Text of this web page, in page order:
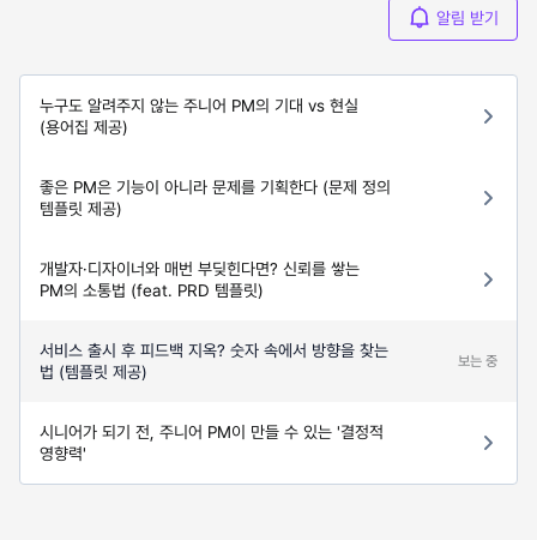
알림 받기
누구도 알려주지 않는 주니어 PM의 기대 vs 현실
(용어집 제공)
좋은 PM은 기능이 아니라 문제를 기획한다 (문제 정의
템플릿 제공)
개발자·디자이너와 매번 부딪힌다면? 신뢰를 쌓는
PM의 소통법 (feat. PRD 템플릿)
서비스 출시 후 피드백 지옥? 숫자 속에서 방향을 찾는
법 (템플릿 제공)
보는 중
시니어가 되기 전, 주니어 PM이 만들 수 있는 '결정적
영향력'